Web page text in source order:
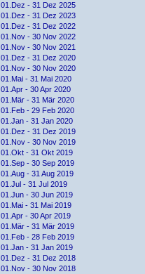
01.Dez - 31 Dez 2025
01.Dez - 31 Dez 2023
01.Dez - 31 Dez 2022
01.Nov - 30 Nov 2022
01.Nov - 30 Nov 2021
01.Dez - 31 Dez 2020
01.Nov - 30 Nov 2020
01.Mai - 31 Mai 2020
01.Apr - 30 Apr 2020
01.Mär - 31 Mär 2020
01.Feb - 29 Feb 2020
01.Jan - 31 Jan 2020
01.Dez - 31 Dez 2019
01.Nov - 30 Nov 2019
01.Okt - 31 Okt 2019
01.Sep - 30 Sep 2019
01.Aug - 31 Aug 2019
01.Jul - 31 Jul 2019
01.Jun - 30 Jun 2019
01.Mai - 31 Mai 2019
01.Apr - 30 Apr 2019
01.Mär - 31 Mär 2019
01.Feb - 28 Feb 2019
01.Jan - 31 Jan 2019
01.Dez - 31 Dez 2018
01.Nov - 30 Nov 2018